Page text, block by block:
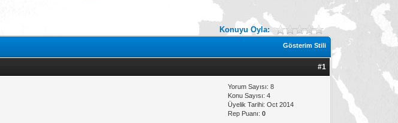
Konuyu Oyla:
Gösterim Stili
#1
Yorum Sayısı: 8
Konu Sayısı: 4
Üyelik Tarihi: Oct 2014
Rep Puanı:0